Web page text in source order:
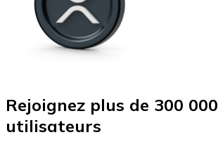
Rejoignez plus de 300 000
utilisateurs